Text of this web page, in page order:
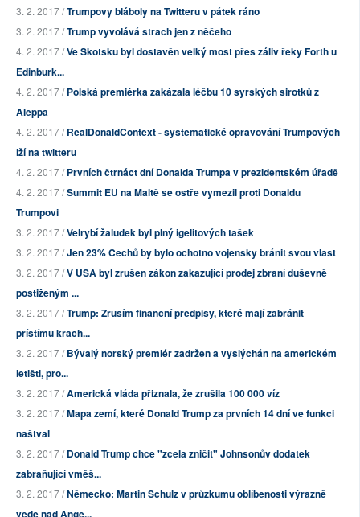
3. 2. 2017 /Trumpovy bláboly na Twitteru v pátek ráno
3. 2. 2017 /Trump vyvolává strach jen z něčeho
4. 2. 2017 /Ve Skotsku byl dostavěn velký most přes záliv řeky Forth u
Edinburk...
4. 2. 2017 /Polská premiérka zakázala léčbu 10 syrských sirotků z
Aleppa
4. 2. 2017 /RealDonaldContext - systematické opravování Trumpových
lží na twitteru
4. 2. 2017 /Prvních čtrnáct dní Donalda Trumpa v prezidentském úřadě
4. 2. 2017 /Summit EU na Maltě se ostře vymezil proti Donaldu
Trumpovi
3. 2. 2017 /Velrybí žaludek byl plný igelitových tašek
3. 2. 2017 /Jen 23% Čechů by bylo ochotno vojensky bránit svou vlast
3. 2. 2017 /V USA byl zrušen zákon zakazující prodej zbraní duševně
postiženým ...
3. 2. 2017 /Trump: Zruším finanční předpisy, které mají zabránit
příštímu krach...
3. 2. 2017 /Bývalý norský premiér zadržen a vyslýchán na americkém
letišti, pro...
3. 2. 2017 /Americká vláda přiznala, že zrušila 100 000 víz
3. 2. 2017 /Mapa zemí, které Donald Trump za prvních 14 dní ve funkci
naštval
3. 2. 2017 /Donald Trump chce "zcela zničit" Johnsonův dodatek
zabraňující vměš...
3. 2. 2017 /Německo: Martin Schulz v průzkumu oblíbenosti výrazně
vede nad Ange...